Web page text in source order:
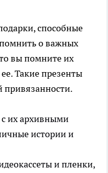
способные
о важных
вы помните их
Такие презенты
привязанности.
их архивными
истории и
и пленки,